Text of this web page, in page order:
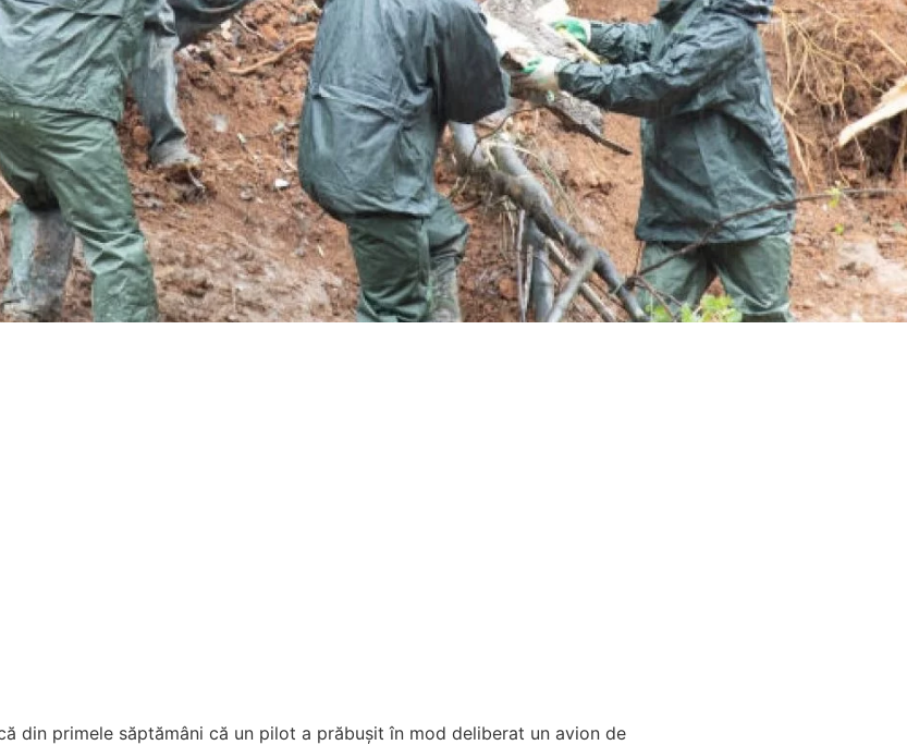
din primele săptămâni că un pilot a prăbușit în mod deliberat un avion de